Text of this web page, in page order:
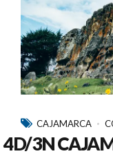
CAJAMARCA
4D/3N